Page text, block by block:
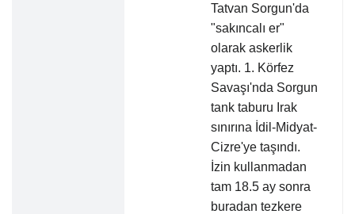
Tatvan Sorgun'da
"sakıncalı er"
olarak askerlik
yaptı. 1. Körfez
Savaşı'nda Sorgun
tank taburu Irak
sınırına İdil-Midyat-
Cizre'ye taşındı.
İzin kullanmadan
tam 18.5 ay sonra
buradan tezkere